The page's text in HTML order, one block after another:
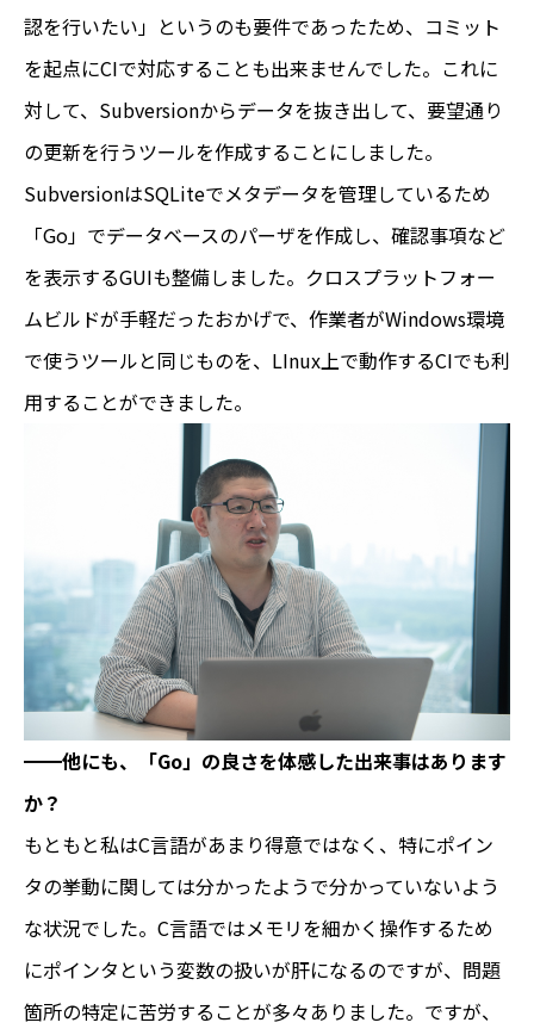
認を行いたい」というのも要件であったため、コミット
を起点にCIで対応することも出来ませんでした。これに
対して、Subversionからデータを抜き出して、要望通り
の更新を行うツールを作成することにしました。
SubversionはSQLiteでメタデータを管理しているため
「Go」でデータベースのパーザを作成し、確認事項など
を表示するGUIも整備しました。クロスプラットフォー
ムビルドが手軽だったおかげで、作業者がWindows環境
で使うツールと同じものを、LInux上で動作するCIでも利
用することができました。
━━他にも、「Go」の良さを体感した出来事はあります
か？
もともと私はC言語があまり得意ではなく、特にポイン
タの挙動に関しては分かったようで分かっていないよう
な状況でした。C言語ではメモリを細かく操作するため
にポインタという変数の扱いが肝になるのですが、問題
箇所の特定に苦労することが多々ありました。ですが、